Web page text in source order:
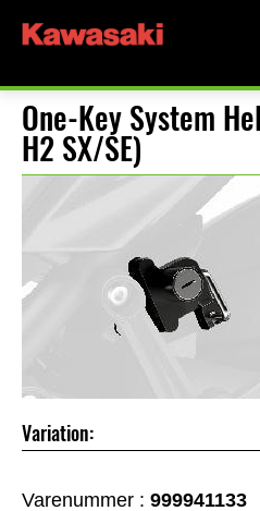
One-Key System
H2 SX/SE)
Variation:
Varenummer : 999941133